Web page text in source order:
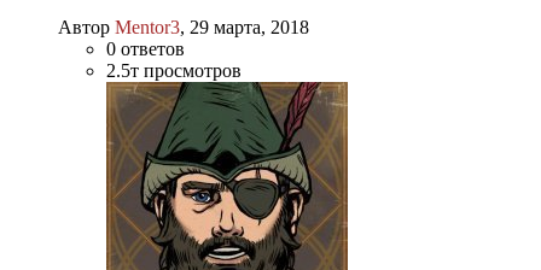
Автор Mentor3, 29 марта, 2018
0 ответов
2.5т просмотров